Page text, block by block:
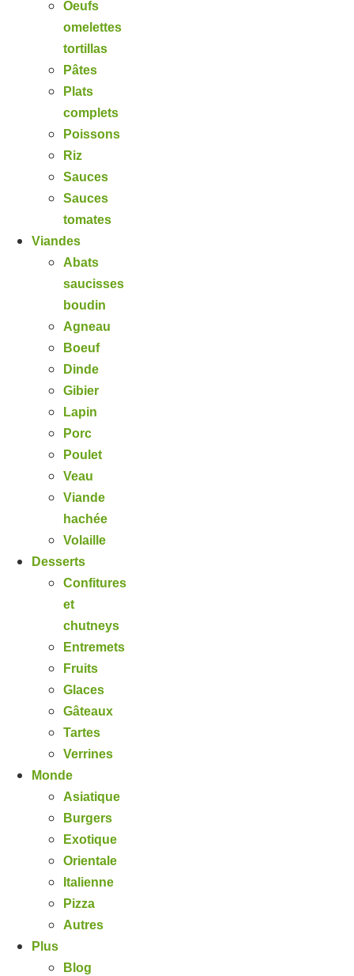
Oeufs
omelettes
tortillas
Pâtes
Plats
complets
Poissons
Riz
Sauces
Sauces
tomates
Viandes
Abats
saucisses
boudin
Agneau
Boeuf
Dinde
Gibier
Lapin
Porc
Poulet
Veau
Viande
hachée
Volaille
Desserts
Confitures
et
chutneys
Entremets
Fruits
Glaces
Gâteaux
Tartes
Verrines
Monde
Asiatique
Burgers
Exotique
Orientale
Italienne
Pizza
Autres
Plus
Blog